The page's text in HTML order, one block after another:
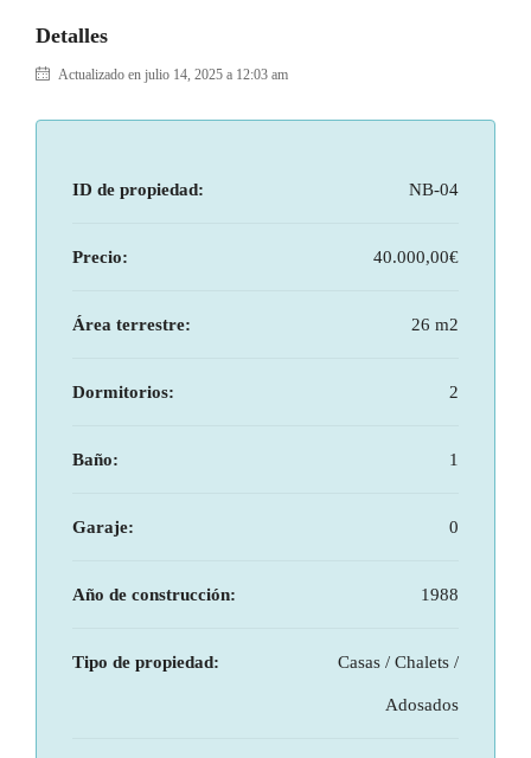
Detalles
Actualizado en julio 14, 2025 a 12:03 am
ID de propiedad: NB-04
Precio: 40.000,00€
Área terrestre: 26 m2
Dormitorios: 2
Baño: 1
Garaje: 0
Año de construcción: 1988
Tipo de propiedad: Casas / Chalets /
Adosados